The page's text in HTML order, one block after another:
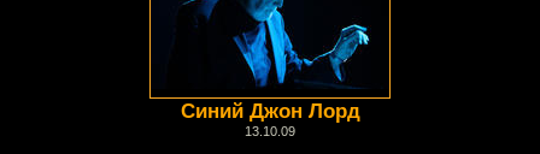
Синий Джон Лорд
13.10.09